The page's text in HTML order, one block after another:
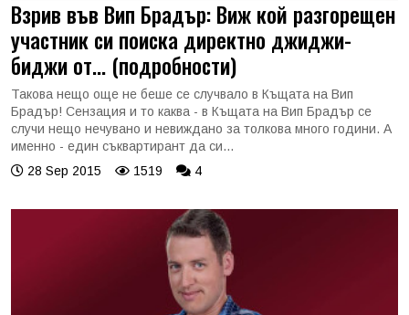
Взрив във Вип Брадър: Виж кой разгорещен
участник си поиска директно джиджи-
биджи от... (подробности)
Такова нещо още не беше се случвало в Къщата на Вип
Брадър! Сензация и то каква - в Къщата на Вип Брадър се
случи нещо нечувано и невиждано за толкова много години. А
именно - един съквартирант да си...
28 Sep 2015
1519 4